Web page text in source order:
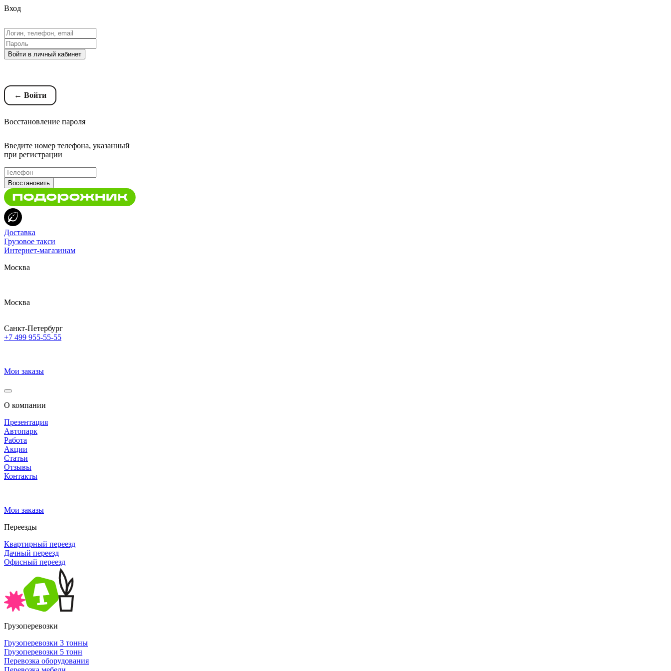
Вход
Войти в личный кабинет
← Войти
Восстановление пароля
Введите номер телефона, указанный
при регистрации
Восстановить
Доставка
Грузовое такси
Интернет-магазинам
Москва
Москва
Санкт-Петербург
+7 499 955-55-55
Мои заказы
О компании
Презентация
Автопарк
Работа
Акции
Статьи
Отзывы
Контакты
Мои заказы
Переезды
Квартирный переезд
Дачный переезд
Офисный переезд
Грузоперевозки
Грузоперевозки 3 тонны
Грузоперевозки 5 тонн
Перевозка оборудования